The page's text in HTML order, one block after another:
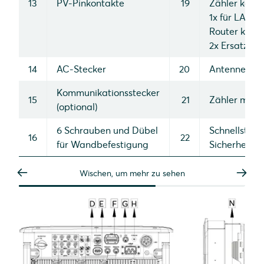
13 PV-Pinkontakte 19
Zähler
1x für LAN
Router
2x Ersatz
14
AC-Stecker 20 Antenne
15
Kommunikationsstecker
(optional)
21 Zähler mit
16
6 Schrauben und Dübel
für Wandbefestigung
22
Wischen, um mehr zu sehen